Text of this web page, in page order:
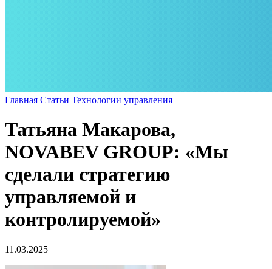
Главная Статьи Технологии управления
Татьяна Макарова,
NOVABEV GROUP: «Мы
сделали стратегию
управляемой и
контролируемой»
11.03.2025